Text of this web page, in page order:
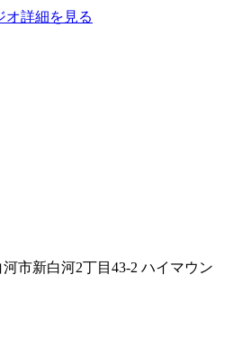
オ詳細を見る
河市新白河2丁目43-2 ハイマウン